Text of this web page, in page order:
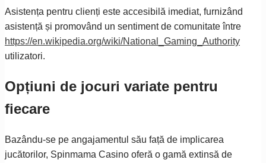
Asistența pentru clienți este accesibilă imediat, furnizând
asistență și promovând un sentiment de comunitate între
https://en.wikipedia.org/wiki/National_Gaming_Authority
utilizatori.
Opțiuni de jocuri variate pentru
fiecare
Bazându-se pe angajamentul său față de implicarea
jucătorilor, Spinmama Casino oferă o gamă extinsă de